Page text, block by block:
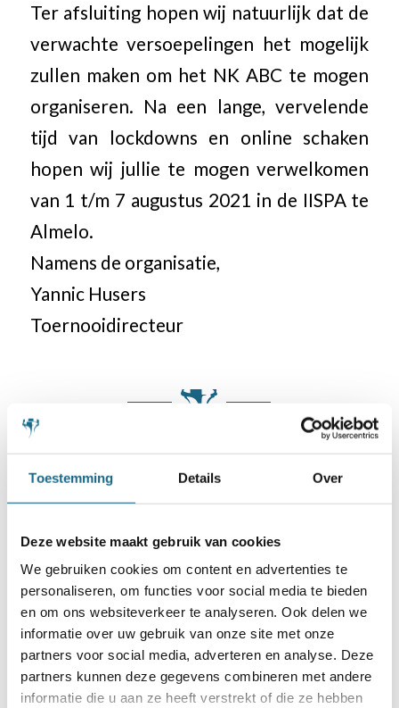
Toestemming Details Over
Deze website maakt gebruik van cookies
We gebruiken cookies om content en advertenties te
personaliseren, om functies voor social media te bieden
en om ons websiteverkeer te analyseren. Ook delen we
informatie over uw gebruik van onze site met onze
partners voor social media, adverteren en analyse. Deze
partners kunnen deze gegevens combineren met andere
informatie die u aan ze heeft verstrekt of die ze hebben
Ter afsluiting hopen wij natuurlijk dat de
verwachte versoepelingen het mogelijk
zullen maken om het NK ABC te mogen
organiseren. Na een lange, vervelende
tijd van lockdowns en online schaken
hopen wij jullie te mogen verwelkomen
van 1 t/m 7 augustus 2021 in de IISPA te
Almelo.
Namens de organisatie,
Yannic Husers
Toernooidirecteur
Categorie
Misschien ook iets voor u